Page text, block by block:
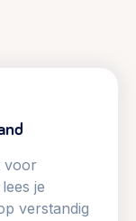
>
democratie >
voor
je
verstandig